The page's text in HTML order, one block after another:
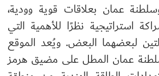
عمان بعلاقات قوية وودية،
استراتيجية نظرًا للأهمية التي
لبعضهما البعض. ويُعد الموقع
عمان المطل على مضيق هرمز